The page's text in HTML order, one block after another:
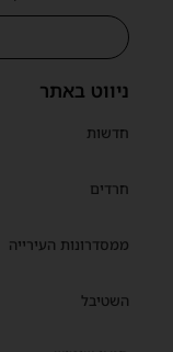
ניווט באתר
חדשות
חרדים
ממסדרונות העירייה
השטיבל